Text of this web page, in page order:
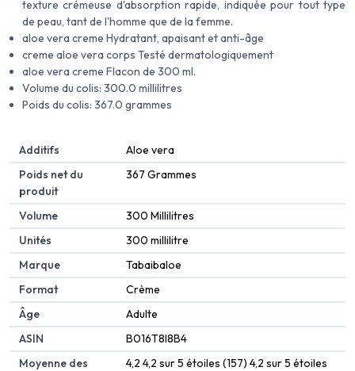
texture crémeuse d'absorption rapide, indiquée pour tout type
de peau, tant de l'homme que de la femme.
aloe vera creme Hydratant, apaisant et anti-âge
creme aloe vera corps Testé dermatologiquement
aloe vera creme Flacon de 300 ml.
Volume du colis: 300.0 millilitres
Poids du colis: 367.0 grammes
Additifs
‎Aloe vera
Poids net du
produit
‎367 Grammes
Volume
‎300 Millilitres
Unités
‎300 millilitre
Marque
‎Tabaibaloe
Format
‎Crème
Âge
‎Adulte
ASIN
B016T8I8B4
Moyenne des
4,2 4,2 sur 5 étoiles (157) 4,2 sur 5 étoiles